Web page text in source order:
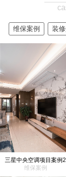
维保案例 装
三星中央空调项目案例
维保案例